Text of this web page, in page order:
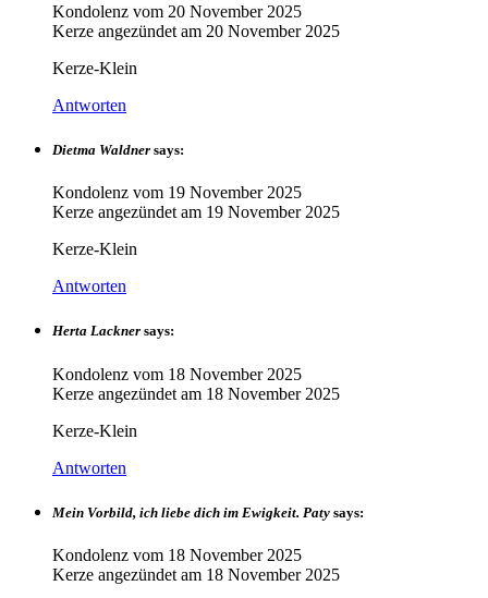
Kondolenz vom 20 November 2025
Kerze angezündet am 20 November 2025
Kerze-Klein
Antworten
Dietma Waldner says:
Kondolenz vom 19 November 2025
Kerze angezündet am 19 November 2025
Kerze-Klein
Antworten
Herta Lackner says:
Kondolenz vom 18 November 2025
Kerze angezündet am 18 November 2025
Kerze-Klein
Antworten
Mein Vorbild, ich liebe dich im Ewigkeit. Paty says:
Kondolenz vom 18 November 2025
Kerze angezündet am 18 November 2025